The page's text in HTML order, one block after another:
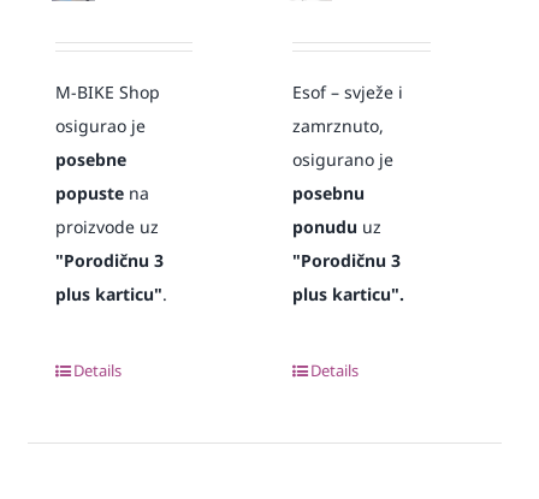
M-BIKE Shop
osigurao je
posebne
popustena
proizvode uz
"Porodičnu 3
plus karticu".
Details
Esof – svježe i
zamrznuto,
osigurano je
posebnu
ponudu uz
"Porodičnu 3
plus karticu".
Details